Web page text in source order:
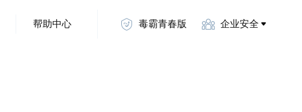
帮助中心 毒霸青春版 企业安全